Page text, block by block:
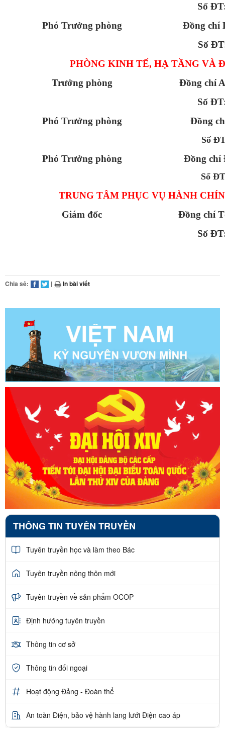
Số
Phó Trưởng phòng
Đồng chí
Số
PHÒNG KINH TẾ, HẠ TẦNG VÀ
Trưởng phòng
Đồng chí
Số
Phó Trưởng phòng
Đồng
Số
Phó Trưởng phòng Đồng chí
Số
TRUNG TÂM PHỤC VỤ HÀNH
Giám đốc
Đồng chí
Số
Chia sẻ: | In bài viết
THÔNG TIN TUYÊN TRUYỀN
Tuyên truyền học và làm theo Bác
Tuyên truyền nông thôn mới
Tuyên truyền về sản phẩm OCOP
Định hướng tuyên truyền
Thông tin cơ sở
Thông tin đối ngoại
Hoạt động Đảng - Đoàn thể
An toàn Điện, bảo vệ hành lang lưới Điện cao áp